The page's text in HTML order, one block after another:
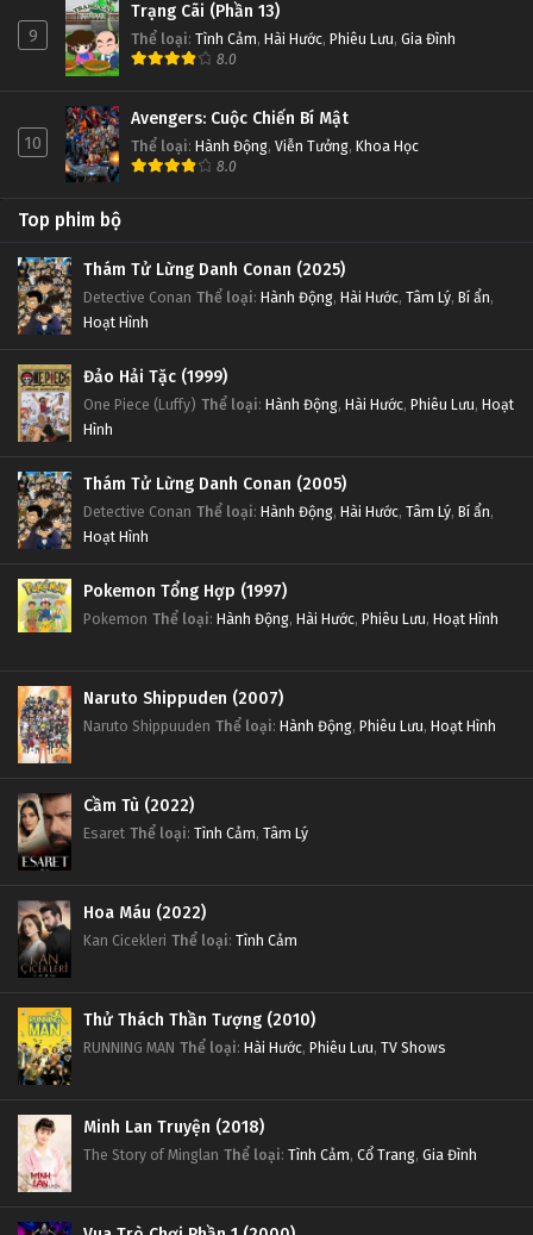
9
Trạng Cãi (Phần 13)
Thể loại: Tình Cảm, Hài Hước, Phiêu Lưu, Gia Đình
8.0
10
Avengers: Cuộc Chiến Bí Mật
Thể loại: Hành Động, Viễn Tưởng, Khoa Học
8.0
Top phim bộ
Thám Tử Lừng Danh Conan (2025)
Detective Conan Thể loại: Hành Động, Hài Hước, Tâm Lý, Bí ẩn,
Hoạt Hình
Đảo Hải Tặc (1999)
One Piece (Luffy) Thể loại: Hành Động, Hài Hước, Phiêu Lưu, Hoạt
Hình
Thám Tử Lừng Danh Conan (2005)
Detective Conan Thể loại: Hành Động, Hài Hước, Tâm Lý, Bí ẩn,
Hoạt Hình
Pokemon Tổng Hợp (1997)
Pokemon Thể loại: Hành Động, Hài Hước, Phiêu Lưu, Hoạt Hình
Naruto Shippuden (2007)
Naruto Shippuuden Thể loại: Hành Động, Phiêu Lưu, Hoạt Hình
Cầm Tù (2022)
Esaret Thể loại: Tình Cảm, Tâm Lý
Hoa Máu (2022)
Kan Cicekleri Thể loại: Tình Cảm
Thử Thách Thần Tượng (2010)
RUNNING MAN Thể loại: Hài Hước, Phiêu Lưu, TV Shows
Minh Lan Truyện (2018)
The Story of Minglan Thể loại: Tình Cảm, Cổ Trang, Gia Đình